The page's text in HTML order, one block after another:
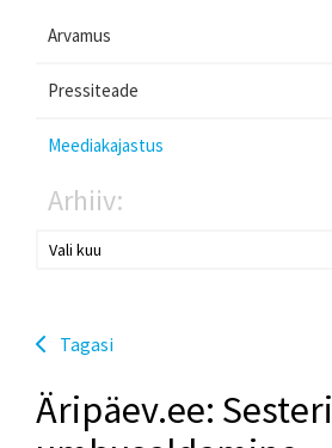
Arvamus
Pressiteade
Meediakajastus
Arhiiv:
Tagasi
Äripäev.ee: Sesteri